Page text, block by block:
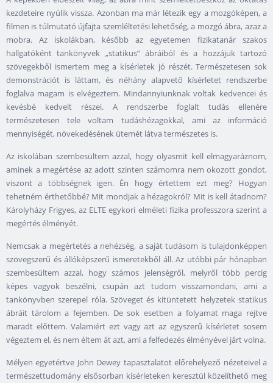
kezdeteire nyúlik vissza. Azonban ma már létezik egy a mozgóképen, a
filmen is túlmutató újfajta szemléltetési lehetőség, a mozgó ábra, azaz a
mobra. Az iskolákban, később az egyetemen fizikatanár szakos
hallgatóként tankönyvek „statikus” ábráiból és a hozzájuk tartozó
szövegekből ismertem meg a kísérletek jó részét. Természetesen sok
demonstrációt is láttam, és néhány alapvető kísérletet rendszerbe
foglalva magam is elvégeztem. Mindannyiunknak voltak kedvencei és
kevésbé kedvelt részei. A rendszerbe foglalt tudás ellenére
természetesen tele voltam tudáshézagokkal, ami az információ
mennyiségét, növekedésének ütemét látva természetes is.
Az iskolában szembesültem azzal, hogy olyasmit kell elmagyaráznom,
aminek a megértése az adott szinten számomra nem okozott gondot,
viszont a többségnek igen. Én hogy értettem ezt meg? Hogyan
tehetném érthetőbbé? Mit mondjak a hézagokról? Mit is kell átadnom?
Károlyházy Frigyes, az ELTE egykori elméleti fizika professzora szerint a
megértés élményét.
Nemcsak a megértetés a nehézség, a saját tudásom is tulajdonképpen
szövegszerű és állóképszerű ismeretekből áll. Az utóbbi pár hónapban
szembesültem azzal, hogy számos jelenségről, melyről több percig
képes vagyok beszélni, csupán azt tudom visszamondani, ami a
tankönyvben szerepel róla. Szöveget és kitüntetett helyzetek statikus
ábráit tárolom a fejemben. De sok esetben a folyamat maga rejtve
maradt előttem. Valamiért ezt vagy azt az egyszerű kísérletet sosem
végeztem el, és nem éltem át azt, ami a felfedezés élményével járt volna.
Mélyen egyetértve John Dewey tapasztalatot előrehelyező nézeteivel a
természettudomány elsősorban kísérleteken keresztül közelíthető meg